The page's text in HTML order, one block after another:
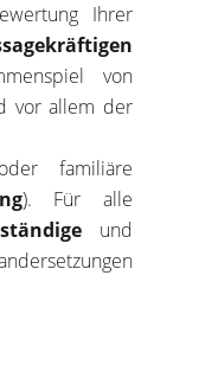
Ihrer
von
vor allem der
familiäre
). Für alle
und